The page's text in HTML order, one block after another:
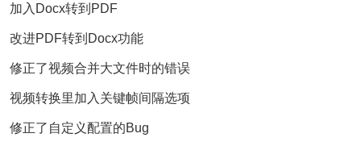
加入Docx转到PDF
改进PDF转到Docx功能
修正了视频合并大文件时的错误
视频转换里加入关键帧间隔选项
修正了自定义配置的Bug